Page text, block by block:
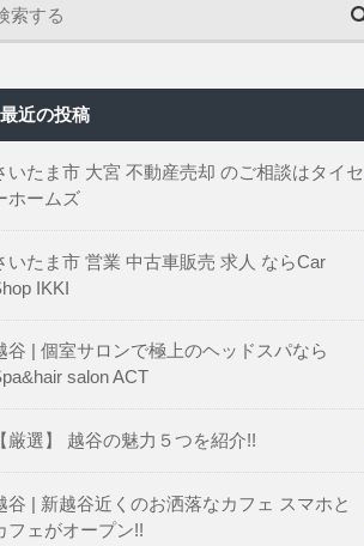
最近の投稿
いたま市 大宮 不動産売却 のご相談はタイセ
ホームズ
いたま市 営業 中古車販売 求人 ならCar
IKKI
谷 | 個室サロンで極上のヘッドスパなら
salon ACT
厳選】 越谷の魅力５つを紹介!!
谷 | 新越谷近くのお洒落なカフェ スマホと
フェがオープン!!